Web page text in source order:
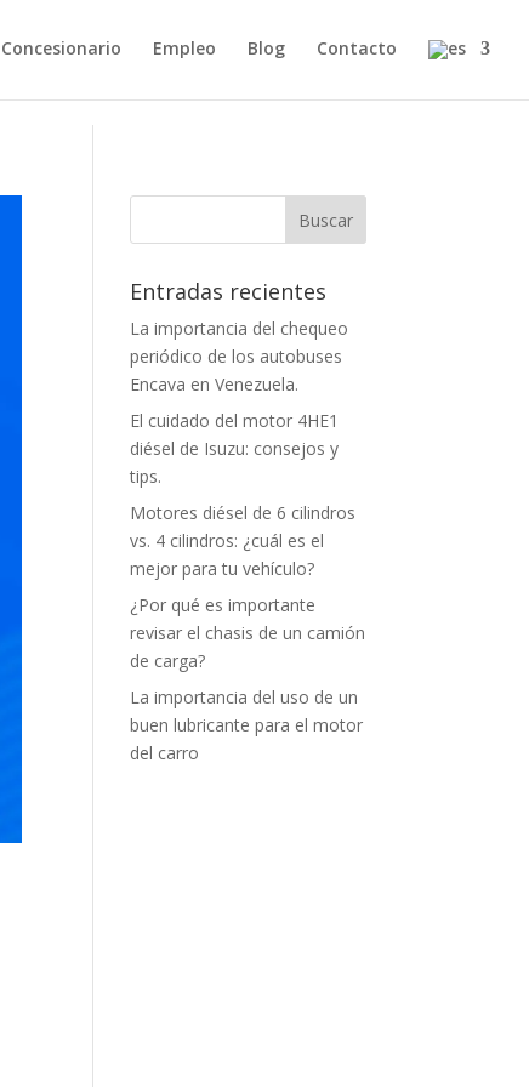
Concesionario Empleo Blog Contacto
Entradas recientes
La importancia del chequeo
periódico de los autobuses
Encava en Venezuela.
El cuidado del motor 4HE1
diésel de Isuzu: consejos y
tips.
Motores diésel de 6 cilindros
vs. 4 cilindros: ¿cuál es el
mejor para tu vehículo?
¿Por qué es importante
revisar el chasis de un camión
de carga?
La importancia del uso de un
buen lubricante para el motor
del carro